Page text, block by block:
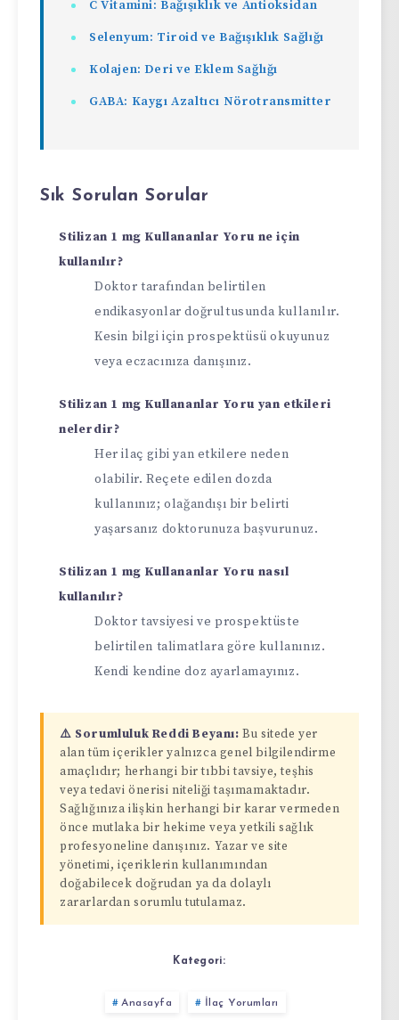
C Vitamini: Bağışıklık ve Antioksidan
Selenyum: Tiroid ve Bağışıklık Sağlığı
Kolajen: Deri ve Eklem Sağlığı
GABA: Kaygı Azaltıcı Nörotransmitter
Sık Sorulan Sorular
Stilizan 1 mg Kullananlar Yoru ne için
kullanılır?
Doktor tarafından belirtilen
endikasyonlar doğrultusunda kullanılır.
Kesin bilgi için prospektüsü okuyunuz
veya eczacınıza danışınız.
Stilizan 1 mg Kullananlar Yoru yan etkileri
nelerdir?
Her ilaç gibi yan etkilere neden
olabilir. Reçete edilen dozda
kullanınız; olağandışı bir belirti
yaşarsanız doktorunuza başvurunuz.
Stilizan 1 mg Kullananlar Yoru nasıl
kullanılır?
Doktor tavsiyesi ve prospektüste
belirtilen talimatlara göre kullanınız.
Kendi kendine doz ayarlamayınız.
⚠️ Sorumluluk Reddi Beyanı: Bu sitede yer
alan tüm içerikler yalnızca genel bilgilendirme
amaçlıdır; herhangi bir tıbbi tavsiye, teşhis
veya tedavi önerisi niteliği taşımamaktadır.
Sağlığınıza ilişkin herhangi bir karar vermeden
önce mutlaka bir hekime veya yetkili sağlık
profesyoneline danışınız. Yazar ve site
yönetimi, içeriklerin kullanımından
doğabilecek doğrudan ya da dolaylı
zararlardan sorumlu tutulamaz.
Kategori:
Anasayfa İlaç Yorumları